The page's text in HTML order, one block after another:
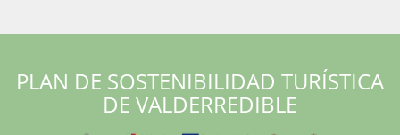
PLAN DE SOSTENIBILIDAD TURÍSTICA
DE VALDERREDIBLE